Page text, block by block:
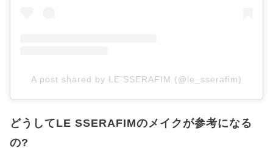
A post shared by LE SSERAFIM (@le_sserafim)
どうしてLE SSERAFIMのメイクが参考になる
の?